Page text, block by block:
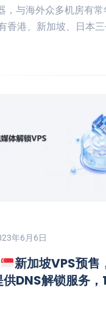
，与海外众多机房有常
香港、新加坡、日本
年6月6日
新加坡VPS预售
供DNS解锁服务